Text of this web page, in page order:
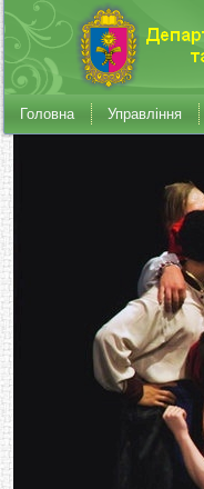
Головна Управління